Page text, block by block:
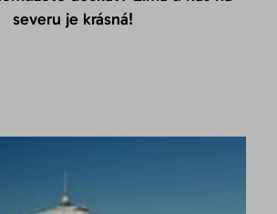
severu je krásná!